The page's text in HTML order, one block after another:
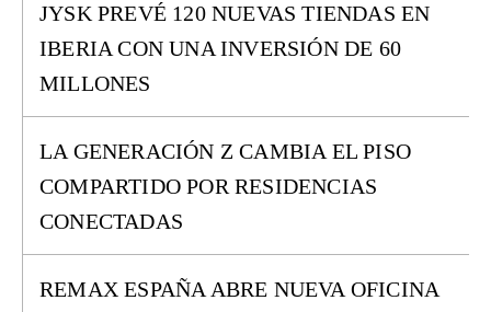
JYSK PREVÉ 120 NUEVAS TIENDAS EN
IBERIA CON UNA INVERSIÓN DE 60
MILLONES
LA GENERACIÓN Z CAMBIA EL PISO
COMPARTIDO POR RESIDENCIAS
CONECTADAS
REMAX ESPAÑA ABRE NUEVA OFICINA